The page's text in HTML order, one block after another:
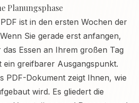
Planungsphase
ist in den ersten Wochen der
Sie gerade erst anfangen,
Essen an Ihrem großen Tag
greifbarer Ausgangspunkt.
PDF-Dokument zeigt Ihnen, wie
wird. Es gliedert die